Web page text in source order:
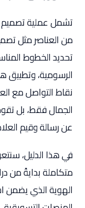
تشمل عملية تصميم
من العناصر مثل
تحديد الخطوط
الرسومية،
نقاط التواصل مع
الجمال فقط، بل
عن رسالة وقيم
في هذا الدليل،
متكاملة بدايةً من
الهوية الذي يضمن